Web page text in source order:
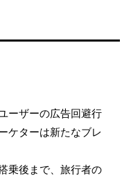
ーザーの広告回避行
ケターは新たなブレ
乗後まで、旅行者の